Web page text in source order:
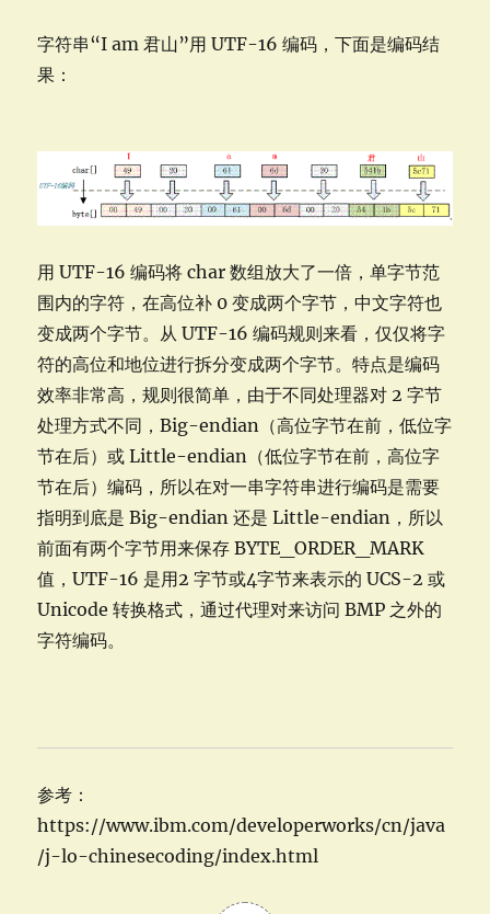
字符串“I am 君山”用 UTF-16 编码，下面是编码结
果：
用 UTF-16 编码将 char 数组放大了一倍，单字节范
围内的字符，在高位补 0 变成两个字节，中文字符也
变成两个字节。从 UTF-16 编码规则来看，仅仅将字
符的高位和地位进行拆分变成两个字节。特点是编码
效率非常高，规则很简单，由于不同处理器对 2 字节
处理方式不同，Big-endian（高位字节在前，低位字
节在后）或 Little-endian（低位字节在前，高位字
节在后）编码，所以在对一串字符串进行编码是需要
指明到底是 Big-endian 还是 Little-endian，所以
前面有两个字节用来保存 BYTE_ORDER_MARK
值，UTF-16 是用2 字节或4字节来表示的 UCS-2 或
Unicode 转换格式，通过代理对来访问 BMP 之外的
字符编码。
参考：
https://www.ibm.com/developerworks/cn/java
/j-lo-chinesecoding/index.html